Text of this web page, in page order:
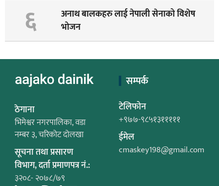
६
अनाथ बालकहरु लाई नेपाली सेनाको विशेष
भोजन
ठेगाना
भिमेश्वर नगरपालिका, वडा
नम्बर ३, चरिकोट दोलखा
सूचना तथा प्रसारण
विभाग, दर्ता प्रमाणपत्र नं.:
३२०८- २०७८/७९
सम्पर्क
टेलिफोन
+९७७-९८५१३१११११
ईमेल
cmaskey198@gmail.com